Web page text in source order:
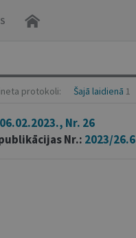
protokoli: Šajā laidienā 1
06.02.2023., Nr. 26
Nr.: 2023/26.6